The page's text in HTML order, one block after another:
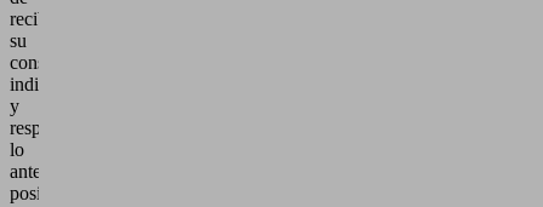
recibir
su
consulta
individual
y
responderle
lo
antes
posible.